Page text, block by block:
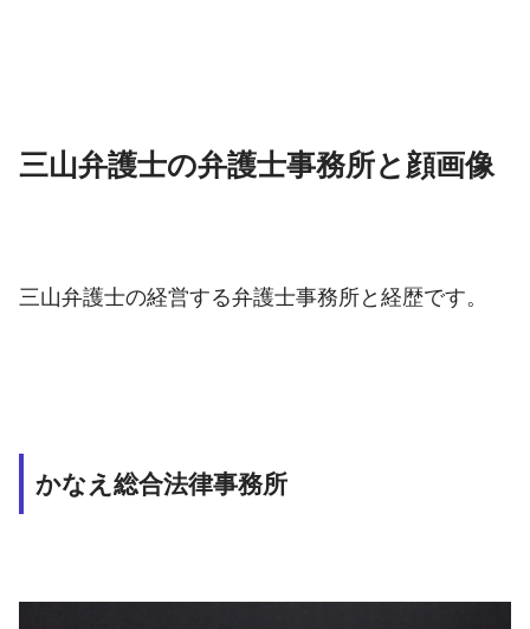
三山弁護士の弁護士事務所と顔画像
三山弁護士の経営する弁護士事務所と経歴です。
かなえ総合法律事務所